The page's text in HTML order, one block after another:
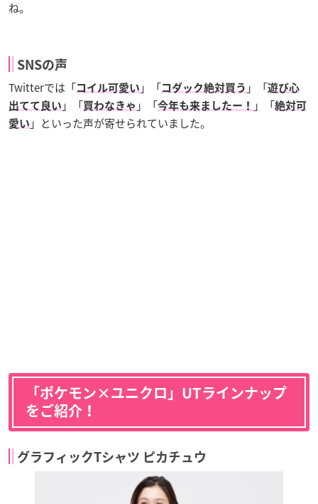
ね。
SNSの声
Twitterでは「コイル可愛い 」「コダック絶対買う 」「遊び心
出てて良い 」「買わなきゃ 」「今年も来ましたー！ 」「絶対可
愛い 」といった声が寄せられていました。
「ポケモン×ユニクロ」UTラインナップ
をご紹介！
グラフィックTシャツ ピカチュウ